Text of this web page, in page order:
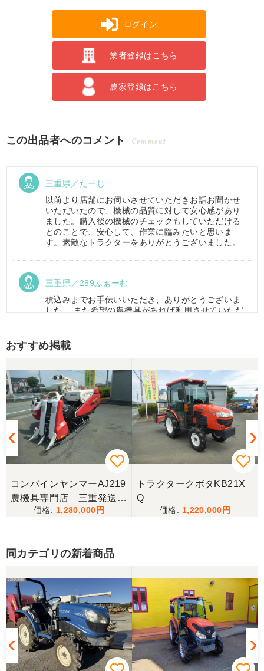
ログイン
業者登録はこちら
農家登録はこちら
この出品者へのコメント Comment
三重県／たーじ
以前より店舗にお伺いさせていただきお話お聞かせ
いただいたので、機械の品質に対して安心感があり
ました。購入後の機械のチェックもしていただける
とのことで、安心して、作業に臨みたいと思いま
す。素敵なトラクターをありがとうございました。
三重県／289ふぁーむ
積込みまでお手伝いいただき、ありがとうございま
した。 また希望の農機具があれば利用させていただ
この度はお世話になりました。また、機会があれば
よろしくお願いします。
三重県／ユウスケ
購入から引き取りまでスムーズでした。ありがとう
ございました。
三重県／
当方の要望に対して、素早く対応していただき感謝
スタッフの鈴木さんが親切で機械に詳しく 丁寧にご
対応頂きました。 ありがとう！ 少し距離はあります
が、今後も農機具を買う際はのうき屋さんを利用し
ようと思います。
三重県／miraisann
おすすめ掲載
コンバインヤンマーAJ219
農機具専門店 三重発送整
備済み
1,280,000
トラクタークボタKB21X
Q
1,220,000
同カテゴリの新着商品